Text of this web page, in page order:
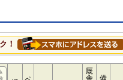
！
厩
舎
備